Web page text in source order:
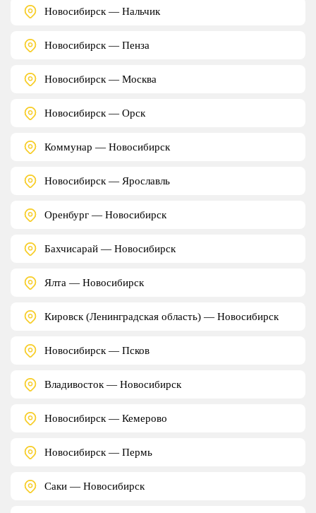
Новосибирск — Нальчик
Новосибирск — Пенза
Новосибирск — Москва
Новосибирск — Орск
Коммунар — Новосибирск
Новосибирск — Ярославль
Оренбург — Новосибирск
Бахчисарай — Новосибирск
Ялта — Новосибирск
Кировск (Ленинградская область) — Новосибирск
Новосибирск — Псков
Владивосток — Новосибирск
Новосибирск — Кемерово
Новосибирск — Пермь
Саки — Новосибирск